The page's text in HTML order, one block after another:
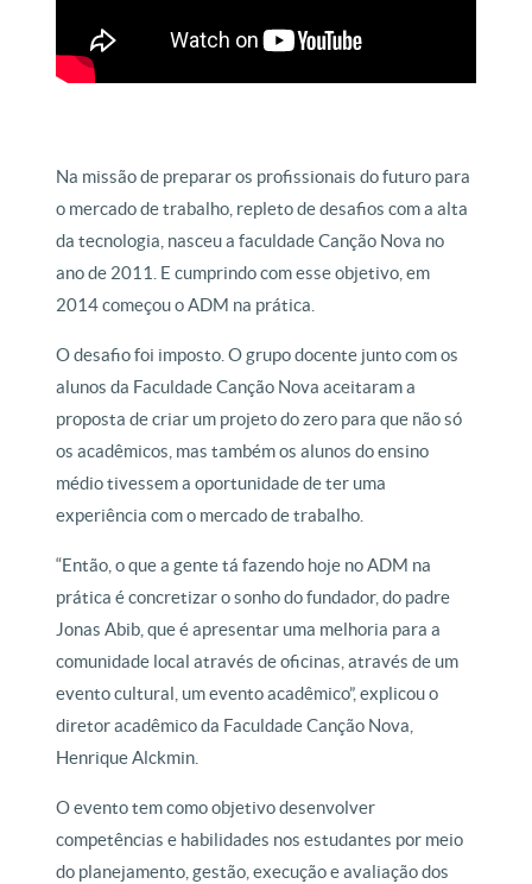
Na missão de preparar os profissionais do futuro para
o mercado de trabalho, repleto de desafios com a alta
da tecnologia, nasceu a faculdade Canção Nova no
ano de 2011. E cumprindo com esse objetivo, em
2014 começou o ADM na prática.
O desafio foi imposto. O grupo docente junto com os
alunos da Faculdade Canção Nova aceitaram a
proposta de criar um projeto do zero para que não só
os acadêmicos, mas também os alunos do ensino
médio tivessem a oportunidade de ter uma
experiência com o mercado de trabalho.
“Então, o que a gente tá fazendo hoje no ADM na
prática é concretizar o sonho do fundador, do padre
Jonas Abib, que é apresentar uma melhoria para a
comunidade local através de oficinas, através de um
evento cultural, um evento acadêmico”, explicou o
diretor acadêmico da Faculdade Canção Nova,
Henrique Alckmin.
O evento tem como objetivo desenvolver
competências e habilidades nos estudantes por meio
do planejamento, gestão, execução e avaliação dos